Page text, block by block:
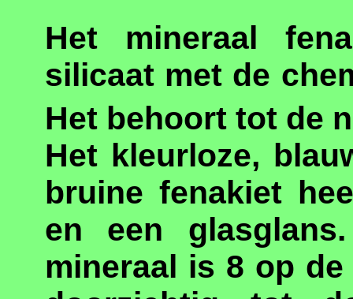
Het mineraal
silicaat met de
Het behoort tot de
Het kleurloze,
bruine fenakiet
en een
mineraal is 8 op